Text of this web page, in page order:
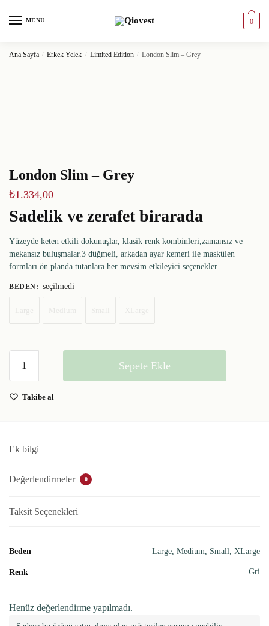
MENU 0
Ana Sayfa / Erkek Yelek / Limited Edition / London Slim – Grey
London Slim – Grey
₺1.334,00
Sadelik ve zerafet birarada
Yüzeyde keten etkili dokunuşlar, klasik renk kombinleri,zamansız ve
mekansız buluşmalar.3 düğmeli, arkadan ayar kemeri ile maskülen
formları ön planda tutanlara her mevsim etkileyici seçenekler.
BEDEN: seçilmedi
Sepete Ekle
Takibe al
Ek bilgi
Değerlendirmeler 0
Taksit Seçenekleri
Beden Large, Medium, Small, XLarge
Renk Gri
Henüz değerlendirme yapılmadı.